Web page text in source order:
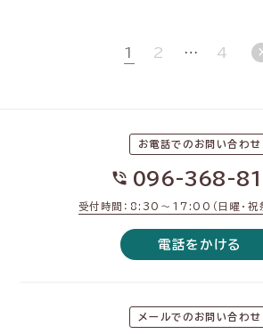
1 2 … 4
お電話でのお問い合わせ
096-368-
受付時間：8:30〜17:00（日曜・祝
電話をかける
メールでのお問い合わせ